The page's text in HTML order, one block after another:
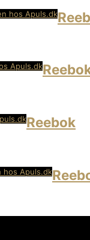
hos Apuls.dk
Apuls.dk
Reebok
hos Apuls.dk